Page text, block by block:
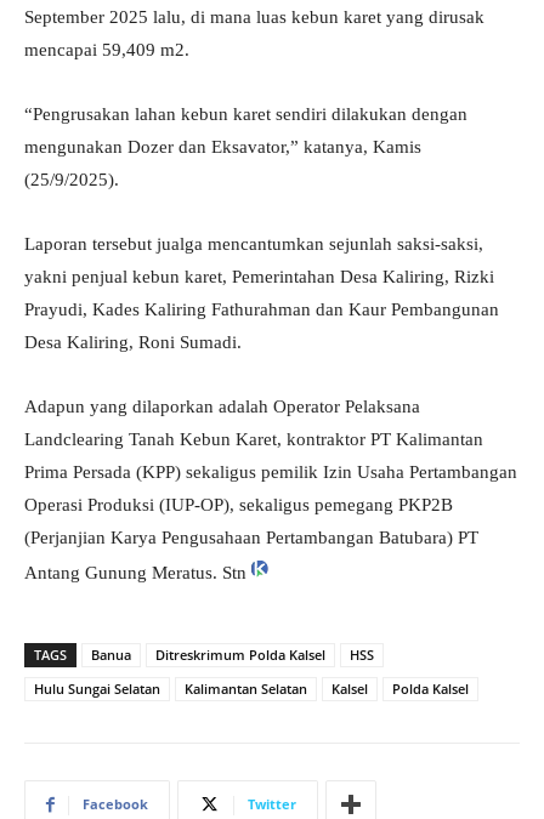
September 2025 lalu, di mana luas kebun karet yang dirusak
mencapai 59,409 m2.
“Pengrusakan lahan kebun karet sendiri dilakukan dengan
mengunakan Dozer dan Eksavator,” katanya, Kamis
(25/9/2025).
Laporan tersebut jualga mencantumkan sejunlah saksi-saksi,
yakni penjual kebun karet, Pemerintahan Desa Kaliring, Rizki
Prayudi, Kades Kaliring Fathurahman dan Kaur Pembangunan
Desa Kaliring, Roni Sumadi.
Adapun yang dilaporkan adalah Operator Pelaksana
Landclearing Tanah Kebun Karet, kontraktor PT Kalimantan
Prima Persada (KPP) sekaligus pemilik Izin Usaha Pertambangan
Operasi Produksi (IUP-OP), sekaligus pemegang PKP2B
(Perjanjian Karya Pengusahaan Pertambangan Batubara) PT
Antang Gunung Meratus. Stn
TAGS Banua Ditreskrimum Polda Kalsel
HSS
Hulu Sungai Selatan
Kalimantan Selatan Kalsel Polda Kalsel
Facebook Twitter